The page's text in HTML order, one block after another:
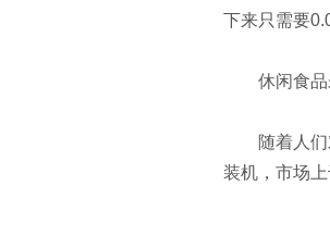
下来只需要
休闲食品
随着人们对
装机，市场